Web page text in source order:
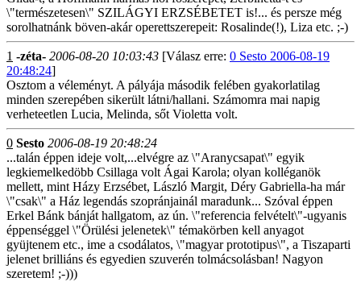
\"természetesen\" SZILÁGYI ERZSÉBETET is!... és persze még
sorolhatnánk böven-akár operettszerepeit: Rosalinde(!), Liza etc. ;-)
1 -zéta- 2006-08-20 10:03:43 [Válasz erre: 0 Sesto 2006-08-19
20:48:24]
Osztom a véleményt. A pályája második felében gyakorlatilag
minden szerepében sikerült látni/hallani. Számomra mai napig
verheteetlen Lucia, Melinda, sőt Violetta volt.
0 Sesto 2006-08-19 20:48:24
...talán éppen ideje volt,...elvégre az \"Aranycsapat\" egyik
legkiemelkedöbb Csillaga volt Ágai Karola; olyan kolléganök
mellett, mint Házy Erzsébet, László Margit, Déry Gabriella-ha már
\"csak\" a Ház legendás szopránjainál maradunk... Szóval éppen
Erkel Bánk bánját hallgatom, az ún. \"referencia felvételt\"-ugyanis
éppenséggel \"Örülési jelenetek\" témakörben kell anyagot
gyüjtenem etc., ime a csodálatos, \"magyar prototipus\", a Tiszaparti
jelenet brilliáns és egyedien szuverén tolmácsolásban! Nagyon
szeretem! ;-)))